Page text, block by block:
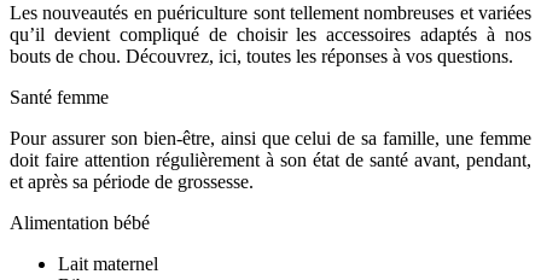
Les nouveautés en puériculture sont tellement nombreuses et variées
qu’il devient compliqué de choisir les accessoires adaptés à nos
bouts de chou. Découvrez, ici, toutes les réponses à vos questions.
Santé femme
Pour assurer son bien-être, ainsi que celui de sa famille, une femme
doit faire attention régulièrement à son état de santé avant, pendant,
et après sa période de grossesse.
Alimentation bébé
Lait maternel